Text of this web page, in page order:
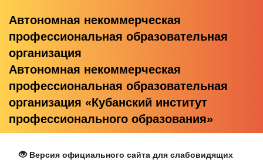
Автономная некоммерческая
профессиональная образовательная
организация
Автономная некоммерческая
профессиональная образовательная
организация «Кубанский институт
профессионального образования»
Версия официального сайта для слабовидящих